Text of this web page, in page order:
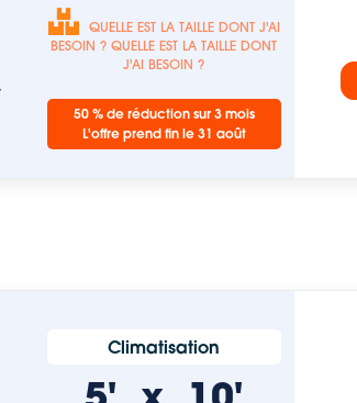
QUELLE EST LA TAILLE DONT J'AI
BESOIN ? QUELLE EST LA TAILLE DONT
J'AI BESOIN ?
50 % de réduction sur 3 mois
L'offre prend fin le 31 août
Climatisation